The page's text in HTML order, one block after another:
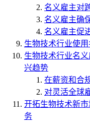
名义雇主对
名义雇主确
名义雇主促
生物技术行业使
生物技术行业名
兴趋势
在薪资和合
对灵活全球
开拓生物技术新
务